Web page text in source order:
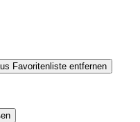
Favoritenliste entfernen